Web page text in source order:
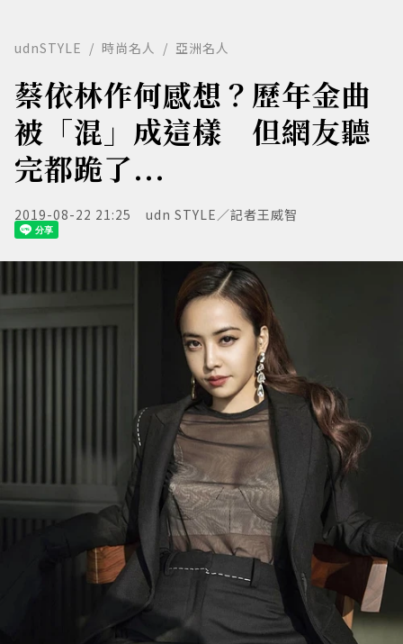
udnSTYLE 時尚名人 亞洲名人
蔡依林作何感想？歷年金曲
被「混」成這樣 但網友聽
完都跪了...
2019-08-22 21:25 udn STYLE／記者王威智